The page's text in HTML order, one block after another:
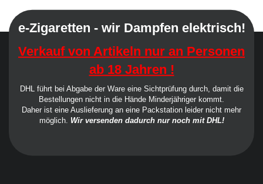
e-Zigaretten - wir Dampfen elektrisch!
Verkauf von Artikeln nur an Personen
ab 18 Jahren !
DHL führt bei Abgabe der Ware eine Sichtprüfung durch, damit die
Bestellungen nicht in die Hände Minderjähriger kommt.
Daher ist eine Auslieferung an eine Packstation leider nicht mehr
möglich. Wir versenden dadurch nur noch mit DHL!